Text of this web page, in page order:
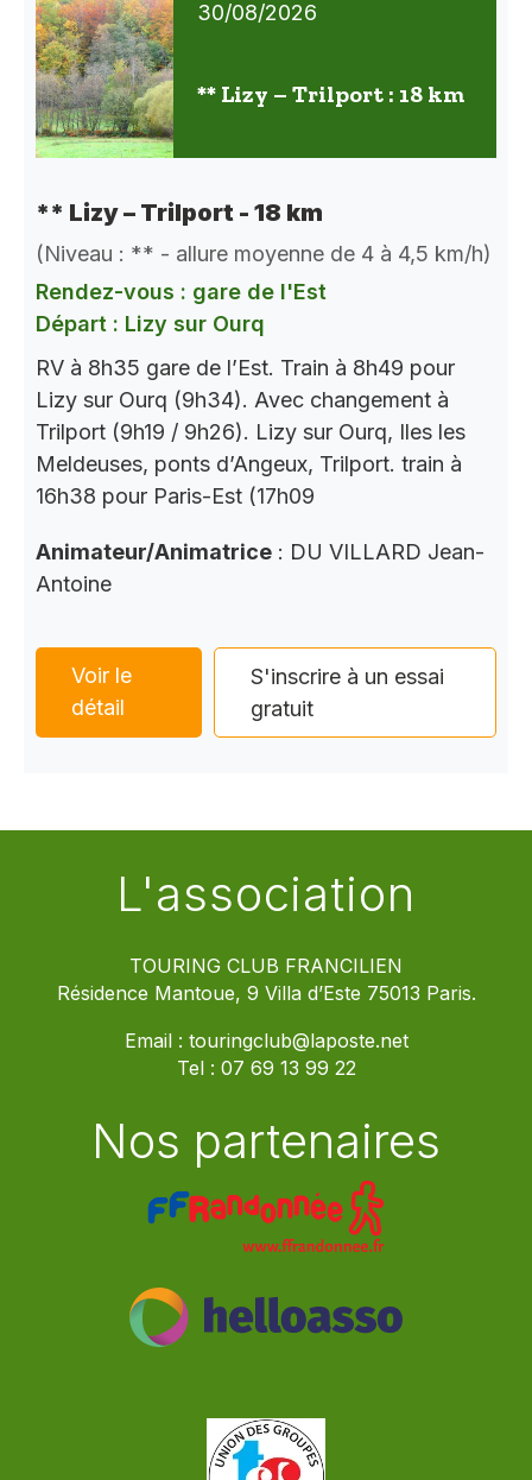
30/08/2026
** Lizy – Trilport : 18 km
** Lizy – Trilport - 18 km
(Niveau : ** - allure moyenne de 4 à 4,5 km/h)
Rendez-vous : gare de l'Est
Départ : Lizy sur Ourq
RV à 8h35 gare de l’Est. Train à 8h49 pour
Lizy sur Ourq (9h34). Avec changement à
Trilport (9h19 / 9h26). Lizy sur Ourq, Iles les
Meldeuses, ponts d’Angeux, Trilport. train à
16h38 pour Paris-Est (17h09
Animateur/Animatrice : DU VILLARD Jean-
Antoine
Voir le
détail
S'inscrire à un essai
gratuit
L'association
TOURING CLUB FRANCILIEN
Résidence Mantoue, 9 Villa d’Este 75013 Paris.
Email : touringclub@laposte.net
Tel : 07 69 13 99 22
Nos partenaires